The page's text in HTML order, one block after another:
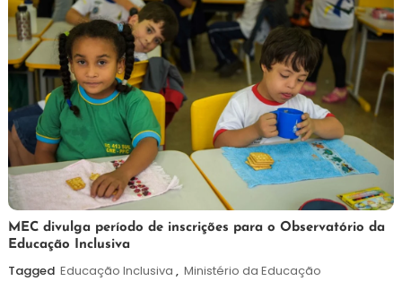
7
de
agosto
Maurilio
MEC divulga período de inscrições para o Observatório da
Educação Inclusiva
Tagged Educação Inclusiva , Ministério da Educação